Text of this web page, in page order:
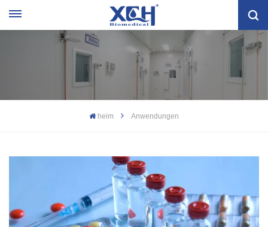
heim Anwendungen